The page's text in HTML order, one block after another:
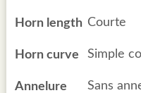
Horn length Courte
Horn curve Simple
Annelure Sans